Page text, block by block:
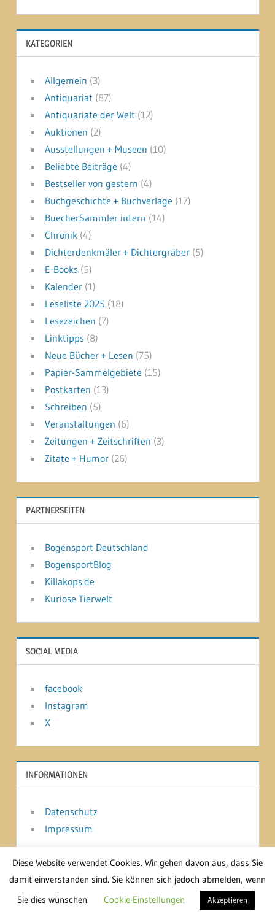
KATEGORIEN
Allgemein (3)
Antiquariat (87)
Antiquariate der Welt (12)
Auktionen (2)
Ausstellungen + Museen (10)
Beliebte Beiträge (4)
Bestseller von gestern (4)
Buchgeschichte + Buchverlage (17)
BuecherSammler intern (14)
Chronik(4)
Dichterdenkmäler + Dichtergräber(5)
E-Books(5)
Kalender(1)
Leseliste 2025 (18)
Lesezeichen (7)
Linktipps(8)
Neue Bücher + Lesen (75)
Papier-Sammelgebiete (15)
Postkarten (13)
Schreiben (5)
Veranstaltungen (6)
Zeitungen + Zeitschriften (3)
Zitate + Humor(26)
PARTNERSEITEN
Bogensport Deutschland
BogensportBlog
Killakops.de
Kuriose Tierwelt
SOCIAL MEDIA
facebook
Instagram
X
INFORMATIONEN
Datenschutz
Impressum
WordPress-Theme: Treville von ThemeZee.
Diese Website verwendet Cookies. Wir gehen davon aus, dass Sie
damit einverstanden sind. Sie können sich jedoch abmelden, wenn
Sie dies wünschen.
Cookie-Einstellungen Akzeptieren